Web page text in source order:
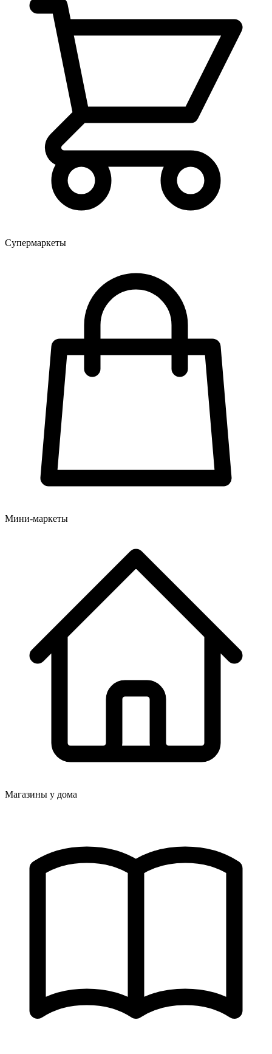
Супермаркеты
Мини-маркеты
Магазины у дома